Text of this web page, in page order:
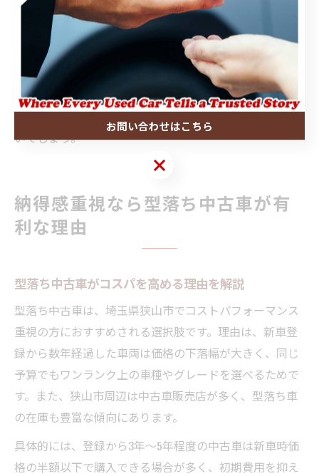
ともあるため、慎重な判断が求められます。
狭山市で中古車を選ぶ場合、販売店に「装備の現状」と
「整備履歴の提示」を依頼し、納得した上で契約するこ
とが失敗しないポイントです。初心者の方は、装備や整
備内容についても丁寧に説明してくれる店舗を選ぶと良
いでしょう。
納得感重視なら型落ち中古車が有
利な理由
型落ち中古車がコスパを高める理由を解説
型落ち中古車は、埼玉県狭山市でコストパフォーマンス
重視の方におすすめされる選択肢です。理由は、新車登
録から数年経過した車両は価格の下落幅が大きく、同じ
予算でもワンランク上の車種やグレードを選べるためで
す。また、狭山市周辺は中古車販売店が多く、型落ち車
の在庫も豊富な傾向にあります。
具体的には、登録から3年～5年程度の中古車は新車時価
格の半額以下で購入できる場合が多く、初期費用を抑え
お問い合わせはこちら
お問い合わせはこちら